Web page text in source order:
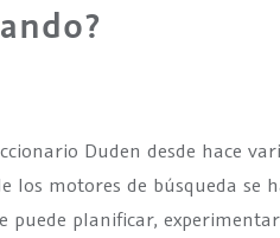
Duden desde hace
los motores de búsqueda se
puede planificar,